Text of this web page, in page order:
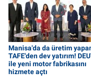
Manisa'da da üretim
TAFE'den dev yatırım!
ile yeni motor fabrikasını
hizmete açtı